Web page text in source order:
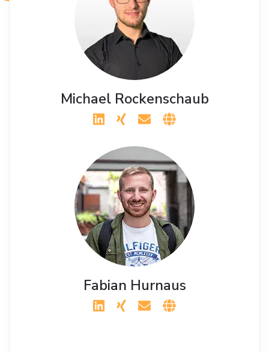
Michael Rockenschaub
Fabian Hurnaus